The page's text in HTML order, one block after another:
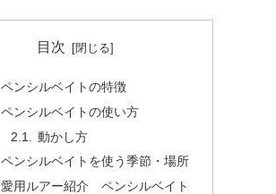
目次
ペンシルベイトの特徴
ペンシルベイトの使い方
動かし方
ペンシルベイトを使う季節・場所
愛用ルアー紹介 ペンシルベイト